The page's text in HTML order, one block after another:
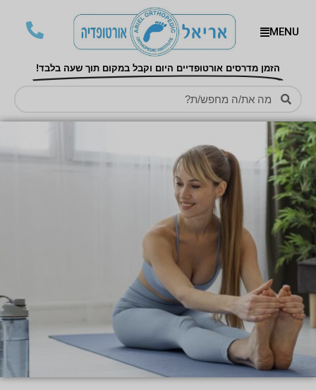
MENU
הזמן מדרסים אורטופדיים היום וקבל במקום תוך שעה בלבד!